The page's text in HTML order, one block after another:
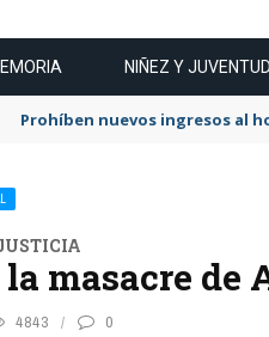
NIÑEZ Y JUVENTUD
Prohíben nuevos ingresos al
la masacre de
4843 0